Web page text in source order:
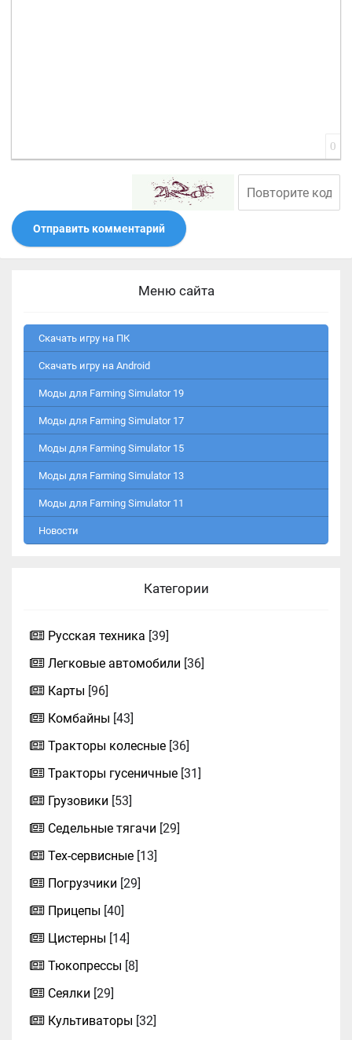
0
Отправить комментарий
Меню сайта
Скачать игру на ПК
Скачать игру на Android
Моды для Farming Simulator 19
Моды для Farming Simulator 17
Моды для Farming Simulator 15
Моды для Farming Simulator 13
Моды для Farming Simulator 11
Новости
Категории
Русская техника [39]
Легковые автомобили [36]
Карты [96]
Комбайны [43]
Тракторы колесные [36]
Тракторы гусеничные [31]
Грузовики [53]
Седельные тягачи [29]
Тех-сервисные [13]
Погрузчики [29]
Прицепы [40]
Цистерны [14]
Тюкопрессы [8]
Сеялки [29]
Культиваторы [32]